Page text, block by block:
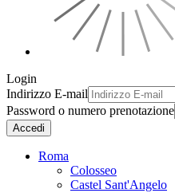
Login
Indirizzo E-mail
Password o numero prenotazione
Accedi
Roma
Colosseo
Castel Sant'Angelo